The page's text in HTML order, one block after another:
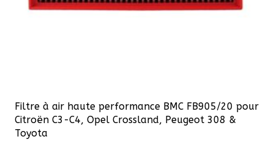
Filtre à air haute performance BMC FB905/20 pour
Citroën C3-C4, Opel Crossland, Peugeot 308 &
Toyota